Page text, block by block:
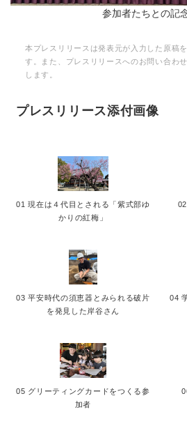
参加者たちとの記
本プレスリリースは発表元が入力した原稿
す。また、プレスリリースへのお問い合わ
します。
プレスリリース添付画像
01 現在は４代目とされる「紫式部ゆ
かりの紅梅」
03 平安時代の須恵器とみられる破片
を発見した岸谷さん
04
05 グリーティングカードをつくる参
加者